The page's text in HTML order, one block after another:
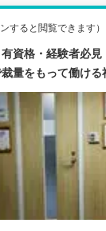
すると閲覧できます）
有資格・経験者必
量をもって働ける